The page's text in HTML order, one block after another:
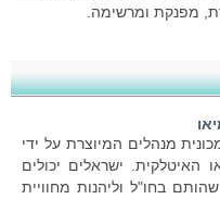
מפנקת ומרשימה.
מנהלים המיוצרת על ידי
האיטלקית. ישראלים יכולים
בחו"ל וליהנות מחוויית